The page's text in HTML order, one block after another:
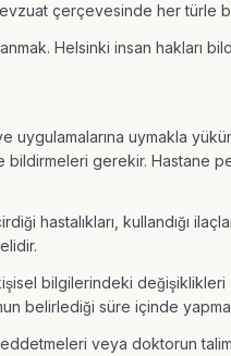
çerçevesinde her türle
Helsinki insan hakları
uygulamalarına uymakla
gerekir. Hastane
hastalıkları, kullandığı
bilgilerindeki değişiklikleri
belirlediği süre içinde
veya doktorun